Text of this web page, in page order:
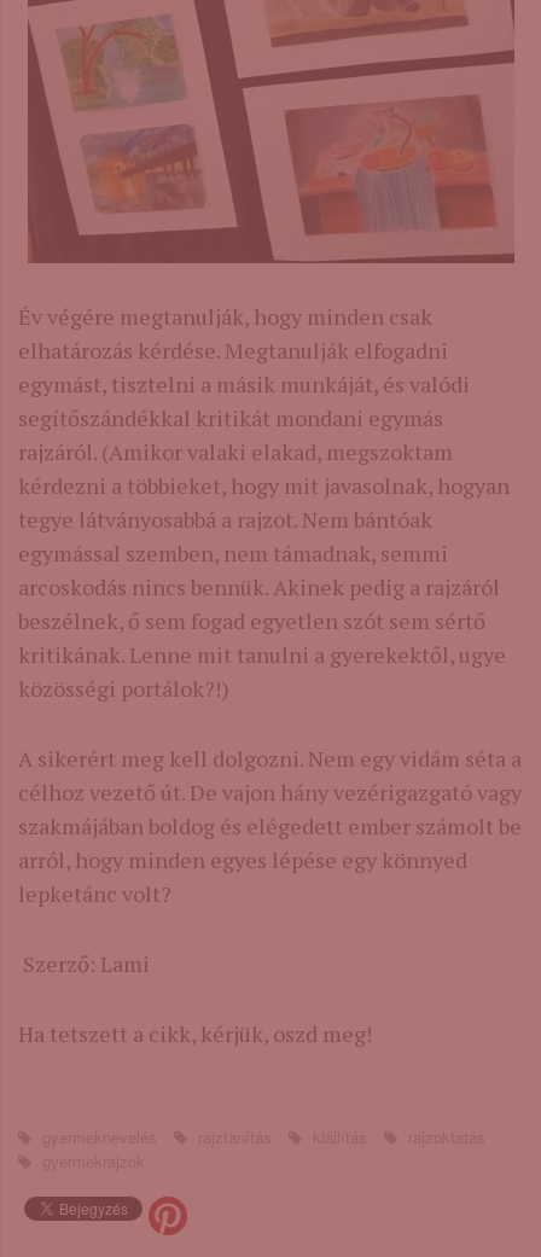
Év végére megtanulják, hogy minden csak
elhatározás kérdése. Megtanulják elfogadni
egymást, tisztelni a másik munkáját, és valódi
segítőszándékkal kritikát mondani egymás
rajzáról. (Amikor valaki elakad, megszoktam
kérdezni a többieket, hogy mit javasolnak, hogyan
tegye látványosabbá a rajzot. Nem bántóak
egymással szemben, nem támadnak, semmi
arcoskodás nincs bennük. Akinek pedig a rajzáról
beszélnek, ő sem fogad egyetlen szót sem sértő
kritikának. Lenne mit tanulni a gyerekektől, ugye
közösségi portálok?!)
A sikerért meg kell dolgozni. Nem egy vidám séta a
célhoz vezető út. De vajon hány vezérigazgató vagy
szakmájában boldog és elégedett ember számolt be
arról, hogy minden egyes lépése egy könnyed
lepketánc volt?
Szerző: Lami
Ha tetszett a cikk, kérjük, oszd meg!